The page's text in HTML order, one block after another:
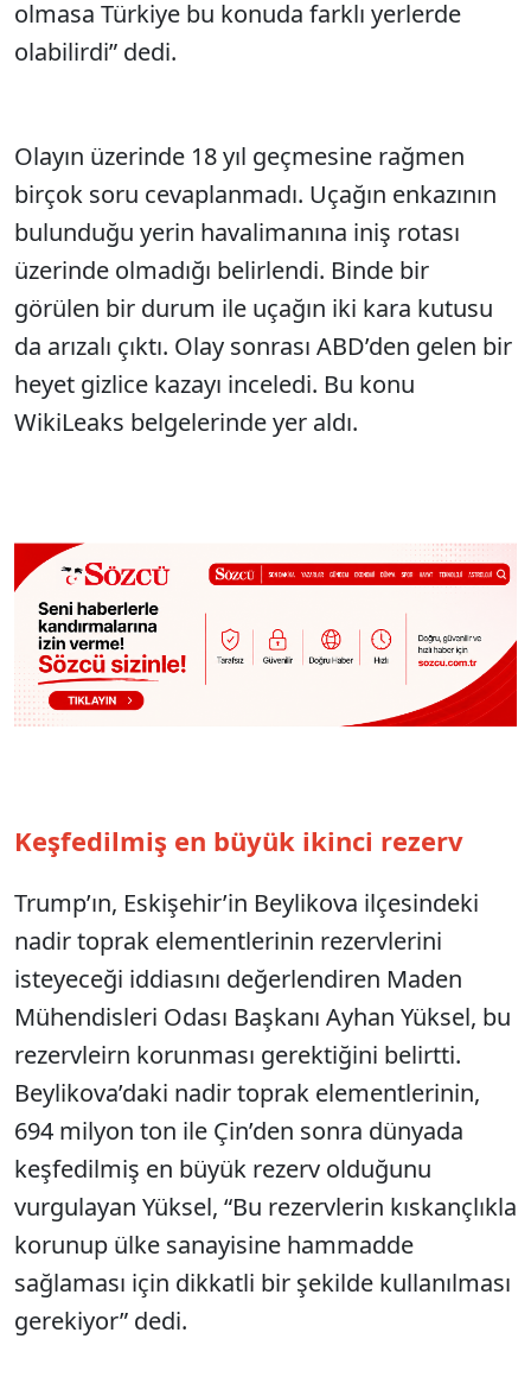
olmasa Türkiye bu konuda farklı yerlerde
olabilirdi” dedi.
Olayın üzerinde 18 yıl geçmesine rağmen
birçok soru cevaplanmadı. Uçağın enkazının
bulunduğu yerin havalimanına iniş rotası
üzerinde olmadığı belirlendi. Binde bir
görülen bir durum ile uçağın iki kara kutusu
da arızalı çıktı. Olay sonrası ABD’den gelen bir
heyet gizlice kazayı inceledi. Bu konu
WikiLeaks belgelerinde yer aldı.
Keşfedilmiş en büyük ikinci rezerv
Trump’ın, Eskişehir’in Beylikova ilçesindeki
nadir toprak elementlerinin rezervlerini
isteyeceği iddiasını değerlendiren Maden
Mühendisleri Odası Başkanı Ayhan Yüksel, bu
rezervleirn korunması gerektiğini belirtti.
Beylikova’daki nadir toprak elementlerinin,
694 milyon ton ile Çin’den sonra dünyada
keşfedilmiş en büyük rezerv olduğunu
vurgulayan Yüksel, “Bu rezervlerin kıskançlıkla
korunup ülke sanayisine hammadde
sağlaması için dikkatli bir şekilde kullanılması
gerekiyor” dedi.